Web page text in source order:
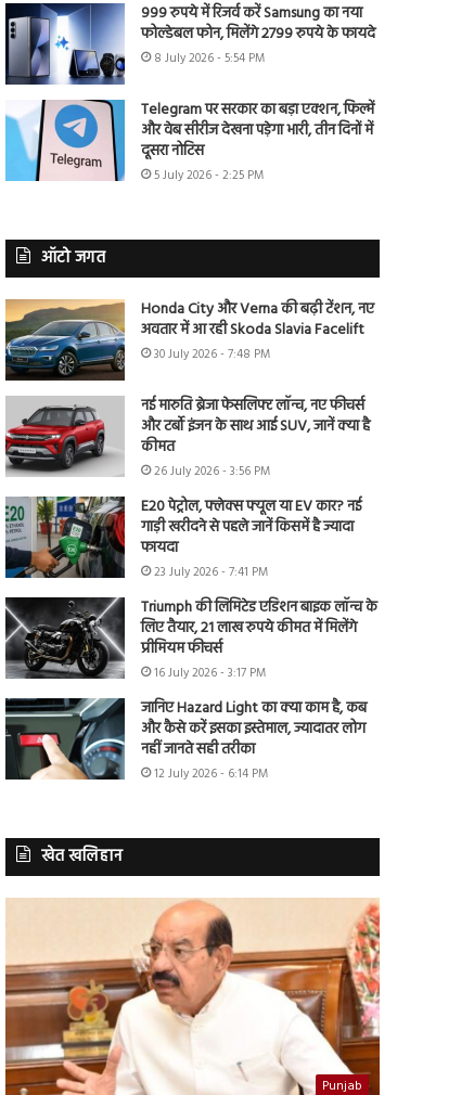
999 रुपये में रिजर्व करें Samsung का नया
फोल्डेबल फोन, मिलेंगे 2799 रुपये के फायदे
8 July 2026 - 5:54 PM
Telegram पर सरकार का बड़ा एक्शन, फिल्में
और वेब सीरीज देखना पड़ेगा भारी, तीन दिनों में
दूसरा नोटिस
5 July 2026 - 2:25 PM
ऑटो जगत
Honda City और Verna की बढ़ी टेंशन, नए
अवतार में आ रही Skoda Slavia Facelift
30 July 2026 - 7:48 PM
नई मारुति ब्रेजा फेसलिफ्ट लॉन्च, नए फीचर्स
और टर्बो इंजन के साथ आई SUV, जानें क्या है
कीमत
26 July 2026 - 3:56 PM
E20 पेट्रोल, फ्लेक्स फ्यूल या EV कार? नई
गाड़ी खरीदने से पहले जानें किसमें है ज्यादा
फायदा
23 July 2026 - 7:41 PM
Triumph की लिमिटेड एडिशन बाइक लॉन्च के
लिए तैयार, 21 लाख रुपये कीमत में मिलेंगे
प्रीमियम फीचर्स
16 July 2026 - 3:17 PM
जानिए Hazard Light का क्या काम है, कब
और कैसे करें इसका इस्तेमाल, ज्यादातर लोग
नहीं जानते सही तरीका
12 July 2026 - 6:14 PM
खेत खलिहान
Punjab